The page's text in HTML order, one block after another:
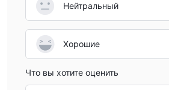
Нейтральный
Хорошие
Что вы хотите оценить